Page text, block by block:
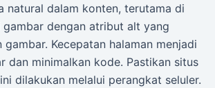
natural dalam konten, terutama di
dengan atribut alt yang
Kecepatan halaman menjadi
minimalkan kode. Pastikan situs
dilakukan melalui perangkat seluler.